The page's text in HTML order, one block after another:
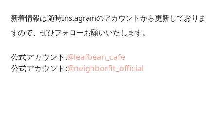
新着情報は随時Instagramのアカウントから更新しておりま
すので、ぜひフォローお願いいたします。
公式アカウント:@leafbean_cafe
公式アカウント:@neighborfit_official